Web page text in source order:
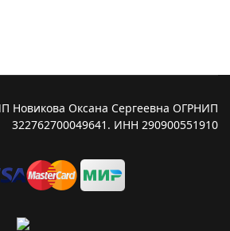
Новикова Оксана Сергеевна ОГРНИП
322762700049641. ИНН 290900551910